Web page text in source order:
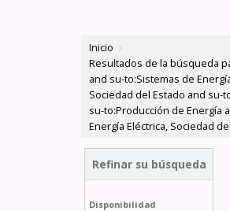
Inicio ›
Resultados de la búsqueda
and su-to:Sistemas de
Sociedad del Estado and su-
su-to:Producción de Energía
Energía Eléctrica, Sociedad
Refinar su búsqueda
Disponibilidad